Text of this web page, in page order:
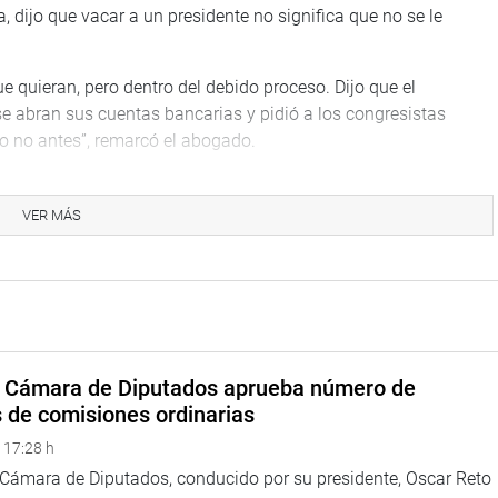
dijo que vacar a un presidente no significa que no se le
pero dentro del debido proceso. Dijo que el
abran sus cuentas bancarias y pidió a los congresistas
no antes”, remarcó el abogado.
el Congreso, y eso se repite hoy cuando existen actos
controlar al Ministerio Público, a destrozar el Tribunal
sí es un golpe de Estado, porque se altera un poder
refirió también a que se debe recordar, como lo señaló
y que hay que respetar la voluntad popular, la voluntad que
y a un parlamentario.
discutir la figura del Presidente Kuczynski por un acto
VER MÁS
de Diputados aprueba número de
comisiones ordinarias
h
de Diputados, conducido por su presidente, Oscar Reto